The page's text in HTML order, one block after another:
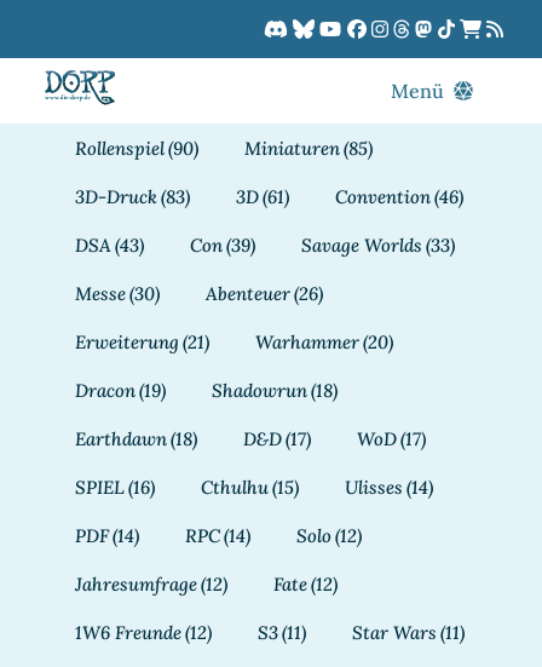
springen
Menü
Rollenspiel(90) Miniaturen(85)
3D-Druck(83) 3D(61) Convention(46)
DSA (43) Con(39) Savage Worlds (33)
Messe(30) Abenteuer(26)
Erweiterung (21) Warhammer(20)
Dracon(19) Shadowrun(18)
Earthdawn(18) D&D(17) WoD(17)
SPIEL(16) Cthulhu(15) Ulisses (14)
PDF(14) RPC(14) Solo(12)
Jahresumfrage(12) Fate(12)
1W6 Freunde(12) S3(11) Star Wars (11)